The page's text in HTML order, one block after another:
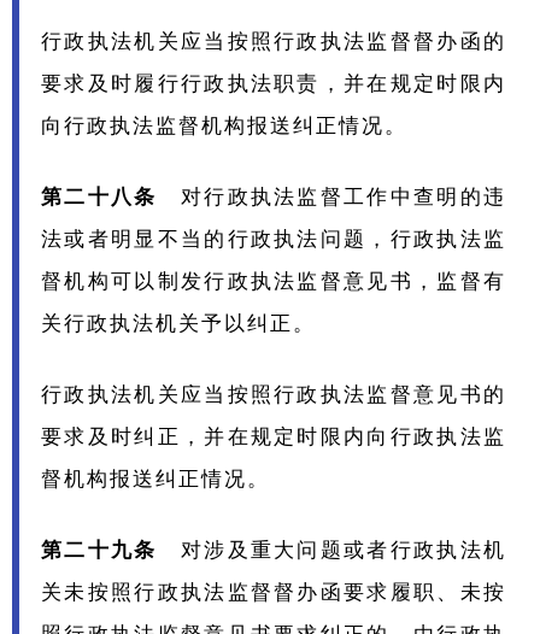
行政执法机关应当按照行政执法监督督办函的
要求及时履行行政执法职责，并在规定时限内
向行政执法监督机构报送纠正情况。
第二十八条
对行政执法监督工作中查明的违
法或者明显不当的行政执法问题，行政执法监
督机构可以制发行政执法监督意见书，监督有
关行政执法机关予以纠正。
行政执法机关应当按照行政执法监督意见书的
要求及时纠正，并在规定时限内向行政执法监
督机构报送纠正情况。
第二十九条
对涉及重大问题或者行政执法机
关未按照行政执法监督督办函要求履职、未按